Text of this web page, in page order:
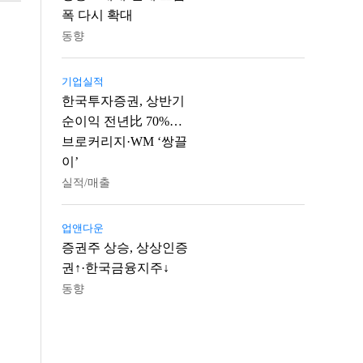
폭 다시 확대
동향
기업실적
한국투자증권, 상반기
순이익 전년比 70%…
브로커리지·WM ‘쌍끌
이’
실적/매출
업앤다운
증권주 상승, 상상인증
권↑·한국금융지주↓
동향